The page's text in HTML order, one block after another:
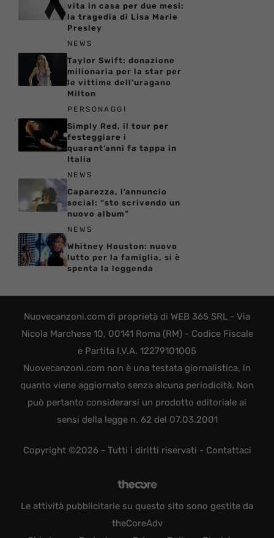
vita in casa per due mesi:
la tragedia di Lisa Marie
Presley
NEWS
Taylor Swift: donazione
milionaria per la star per
le vittime dell’uragano
Milton
PERSONAGGI
Simply Red, il tour per
festeggiare i
quarant’anni fa tappa in
Italia
NEWS
Caparezza, l’annuncio
social: “sto scrivendo un
nuovo album”
NEWS
Whitney Houston: nuovo
lutto per la famiglia, si è
spenta la leggenda
Nuovecanzoni.com di proprietà di WEB 365 SRL - Via
Nicola Marchese 10, 00141 Roma (RM) - Codice Fiscale
e Partita I.V.A. 12279101005
Nuovecanzoni.com non è una testata giornalistica, in
quanto viene aggiornato senza alcuna periodicità. Non
può pertanto considerarsi un prodotto editoriale ai
sensi della legge n. 62 del 07.03.2001
Copyright ©2026 - Tutti i diritti riservati - Contattaci
Le attività pubblicitarie su questo sito sono gestite da
theCoreAdv